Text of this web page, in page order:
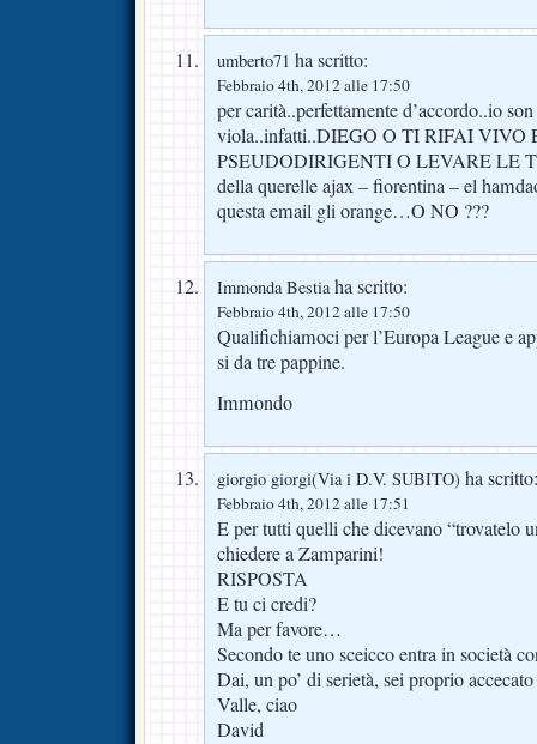
umberto71 ha scritto:
Febbraio 4th, 2012 alle 17:50
per carità..perfettamente d’accordo..io
viola..infatti..DIEGO O TI RIFAI VIVO
PSEUDODIRIGENTI O LEVARE LE
della querelle ajax – fiorentina – el
questa email gli orange…O NO ???
Immonda Bestiaha scritto:
Febbraio 4th, 2012 alle 17:50
Qualifichiamoci per l’Europa League e
si da tre pappine.
Immondo
giorgio giorgi(Via i D.V. SUBITO) ha scritto:
Febbraio 4th, 2012 alle 17:51
E per tutti quelli che dicevano “trovatelo
chiedere a Zamparini!
RISPOSTA
E tu ci credi?
Ma per favore…
Secondo te uno sceicco entra in società
Dai, un po’ di serietà, sei proprio
Valle, ciao
David